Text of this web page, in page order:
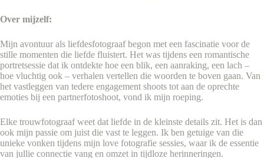
Over mijzelf:
Mijn avontuur als liefdesfotograaf begon met een fascinatie voor de
stille momenten die liefde fluistert. Het was tijdens een romantische
portretsessie dat ik ontdekte hoe een blik, een aanraking, een lach –
hoe vluchtig ook – verhalen vertellen die woorden te boven gaan. Van
het vastleggen van tedere engagement shoots tot aan de oprechte
emoties bij een partnerfotoshoot, vond ik mijn roeping.
Elke trouwfotograaf weet dat liefde in de kleinste details zit. Het is dan
ook mijn passie om juist die vast te leggen. Ik ben getuige van die
unieke vonken tijdens mijn love fotografie sessies, waar ik de essentie
van jullie connectie vang en omzet in tijdloze herinneringen.